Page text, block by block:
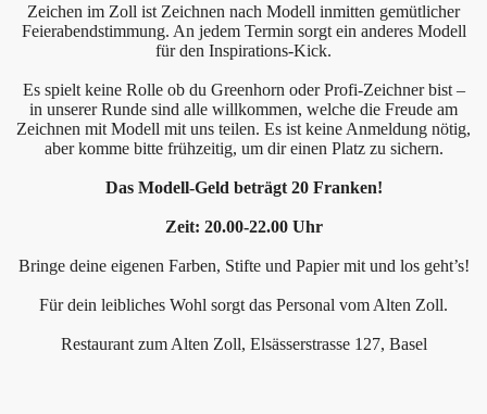
Zeichen im Zoll ist Zeichnen nach Modell inmitten gemütlicher
Feierabendstimmung. An jedem Termin sorgt ein anderes Modell
für den Inspirations-Kick.
Es spielt keine Rolle ob du Greenhorn oder Profi-Zeichner bist –
in unserer Runde sind alle willkommen, welche die Freude am
Zeichnen mit Modell mit uns teilen. Es ist keine Anmeldung nötig,
aber komme bitte frühzeitig, um dir einen Platz zu sichern.
Das Modell-Geld beträgt 20 Franken!
Zeit: 20.00-22.00 Uhr
Bringe deine eigenen Farben, Stifte und Papier mit und los geht’s!
Für dein leibliches Wohl sorgt das Personal vom Alten Zoll.
Restaurant zum Alten Zoll, Elsässerstrasse 127, Basel